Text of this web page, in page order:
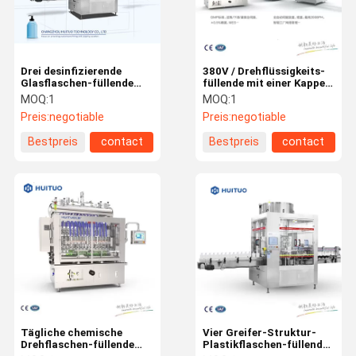
Produkte Videos Über Uns
380V / Drehflüssigkeits-
füllende mit einer Kappe
bedeckende Maschine der
flaschen-220V
MOQ:1
Preis:negotiable
Bestpreis
contact
Drei desinfizierende
Glasflaschen-füllende
und mit einer Kappe
bedeckende Maschine der
Greifer-Struktur-84
MOQ:1
Preis:negotiable
Bestpreis
contact
Vier Greifer-Struktur-
Plastikflaschen-füllende
Tägliche chemische
Drehflaschen-füllende